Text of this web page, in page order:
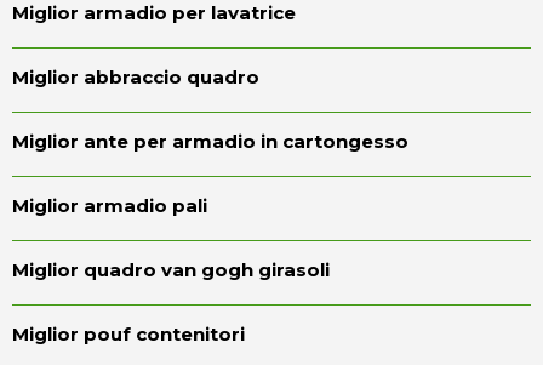
Miglior armadio per lavatrice
Miglior abbraccio quadro
Miglior ante per armadio in cartongesso
Miglior armadio pali
Miglior quadro van gogh girasoli
Miglior pouf contenitori